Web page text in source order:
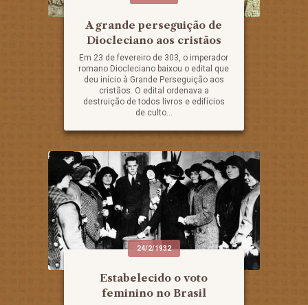
A grande perseguição de
Diocleciano aos cristãos
Em 23 de fevereiro de 303, o imperador
romano Diocleciano baixou o edital que
deu início à Grande Perseguição aos
cristãos. O edital ordenava a
destruição de todos livros e edifícios
de culto...
24/2/1932
Estabelecido o voto
feminino no Brasil